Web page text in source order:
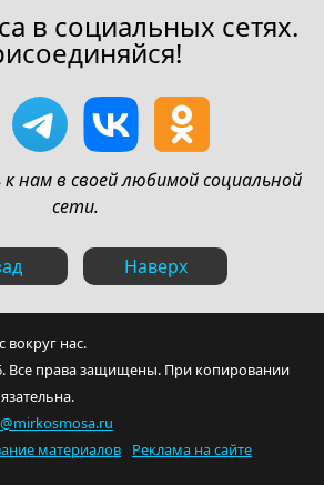
в социальных сетях.
нам в своей любимой социальной
сети.
Наверх
вокруг нас.
Все права защищены. При копировании
материалов Реклама на сайте